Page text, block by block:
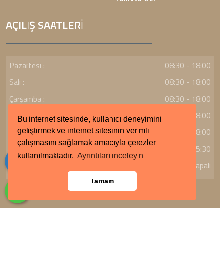
Bu internet sitesinde, kullanıcı deneyimini
geliştirmek ve internet sitesinin verimli
çalışmasını sağlamak amacıyla çerezler
kullanılmaktadır. Ayrıntıları inceleyin
Tamam
AÇILIŞ SAATLERİ
Pazartesi :
08:30 - 18:00
Salı :
08:30 - 18:00
Çarşamba :
08:30 - 18:00
Perşembe :
08:30 - 18:00
Cuma :
08:30 - 18:00
Cumartesi :
09:00 - 15:30
Kapalı